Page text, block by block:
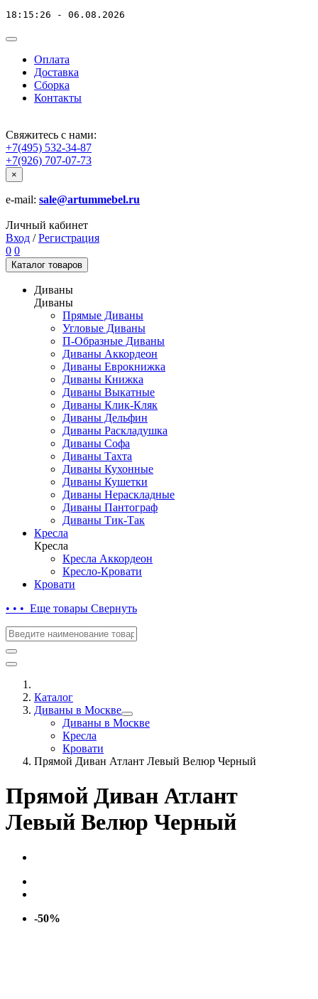
18:15:26 - 06.08.2026
Оплата
Доставка
Сборка
Контакты
Свяжитесь с нами:
+7(495) 532-34-87
+7(926) 707-07-73
×
e-mail: sale@artummebel.ru
Личный кабинет
Вход / Регистрация
0 0
Каталог товаров
Диваны
Диваны
Прямые Диваны
Угловые Диваны
П-Образные Диваны
Диваны Аккордеон
Диваны Еврокнижка
Диваны Книжка
Диваны Выкатные
Диваны Клик-Кляк
Диваны Дельфин
Диваны Раскладушка
Диваны Софа
Диваны Тахта
Диваны Кухонные
Диваны Кушетки
Диваны Нераскладные
Диваны Пантограф
Диваны Тик-Так
Кресла
Кресла
Кресла Аккордеон
Кресло-Кровати
Кровати
• • • Еще товары Свернуть
Каталог
Диваны в Москве
Диваны в Москве
Кресла
Кровати
Прямой Диван Атлант Левый Велюр Черный
Прямой Диван Атлант
Левый Велюр Черный
-50%